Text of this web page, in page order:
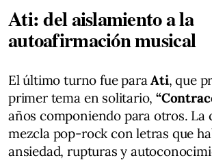
Ati: del aislamiento a la
autoafirmación musical
El último turno fue paraAti, que
primer tema en solitario,
años componiendo para otros. La
mezcla pop-rock con letras que
ansiedad, rupturas y